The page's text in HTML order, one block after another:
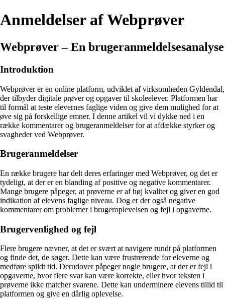
Anmeldelser af Webprøver
Webprøver – En brugeranmeldelsesanalyse
Introduktion
Webprøver er en online platform, udviklet af virksomheden Gyldendal,
der tilbyder digitale prøver og opgaver til skoleelever. Platformen har
til formål at teste elevernes faglige viden og give dem mulighed for at
øve sig på forskellige emner. I denne artikel vil vi dykke ned i en
række kommentarer og brugeranmeldelser for at afdække styrker og
svagheder ved Webprøver.
Brugeranmeldelser
En række brugere har delt deres erfaringer med Webprøver, og det er
tydeligt, at der er en blanding af positive og negative kommentarer.
Mange brugere påpeger, at prøverne er af høj kvalitet og giver en god
indikation af elevens faglige niveau. Dog er der også negative
kommentarer om problemer i brugeroplevelsen og fejl i opgaverne.
Brugervenlighed og fejl
Flere brugere nævner, at det er svært at navigere rundt på platformen
og finde det, de søger. Dette kan være frustrerende for eleverne og
medføre spildt tid. Derudover påpeger nogle brugere, at der er fejl i
opgaverne, hvor flere svar kan være korrekte, eller hvor teksten i
prøverne ikke matcher svarene. Dette kan underminere elevens tillid til
platformen og give en dårlig oplevelse.